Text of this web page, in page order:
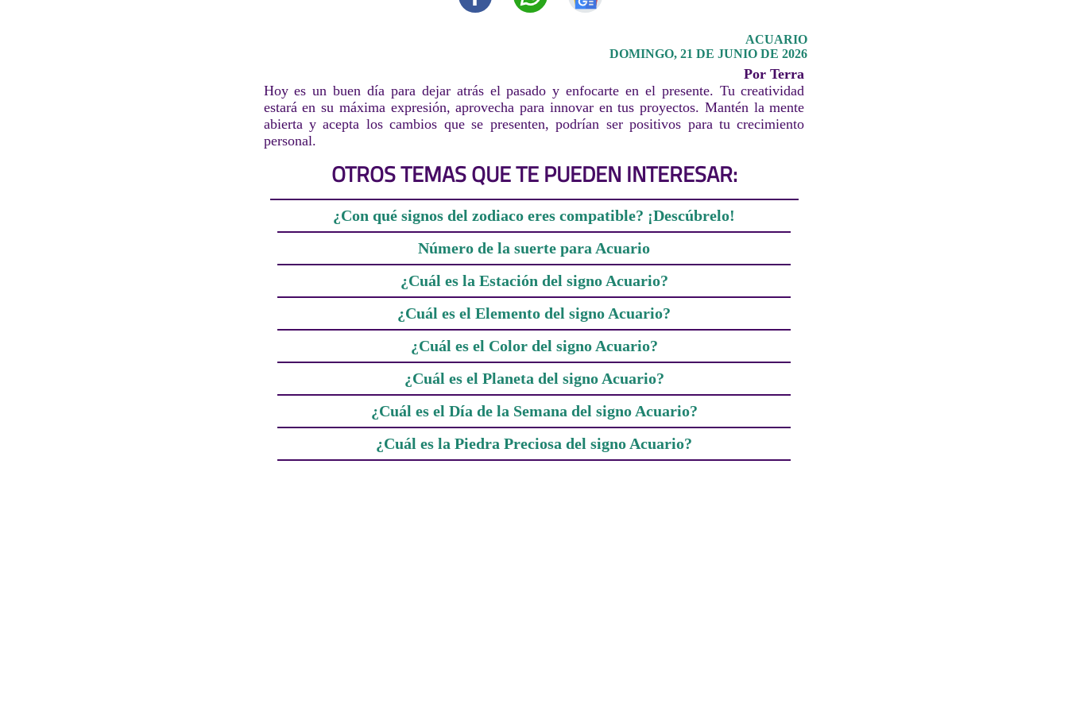
ACUARIO
DOMINGO, 21 DE JUNIO DE 2026
Por Terra
Hoy es un buen día para dejar atrás el pasado y enfocarte en el presente. Tu creatividad
estará en su máxima expresión, aprovecha para innovar en tus proyectos. Mantén la mente
abierta y acepta los cambios que se presenten, podrían ser positivos para tu crecimiento
personal.
OTROS TEMAS QUE TE PUEDEN INTERESAR:
¿Con qué signos del zodiaco eres compatible? ¡Descúbrelo!
Número de la suerte para Acuario
¿Cuál es la Estación del signo Acuario?
¿Cuál es el Elemento del signo Acuario?
¿Cuál es el Color del signo Acuario?
¿Cuál es el Planeta del signo Acuario?
¿Cuál es el Día de la Semana del signo Acuario?
¿Cuál es la Piedra Preciosa del signo Acuario?